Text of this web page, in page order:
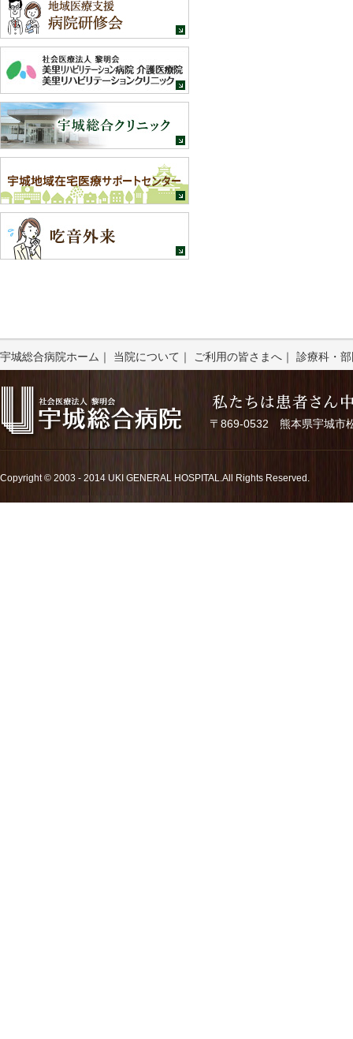
宇城総合病院ホーム ｜ 当院について ｜ ご利用の皆さまへ ｜ 診療科・
〒869-0532 熊本県宇城市
Copyright © 2003 - 2014 UKI GENERAL HOSPITAL.All Rights Reserved.